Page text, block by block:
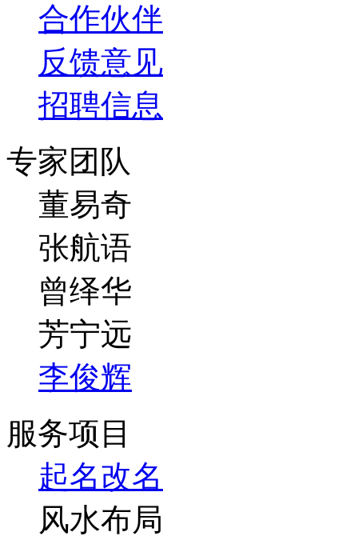
合作伙伴
反馈意见
招聘信息
专家团队
董易奇
张航语
曾绎华
芳宁远
李俊辉
服务项目
起名改名
风水布局